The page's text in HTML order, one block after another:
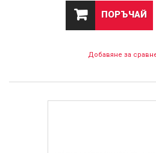
ПОРЪЧАЙ
Добавяне за